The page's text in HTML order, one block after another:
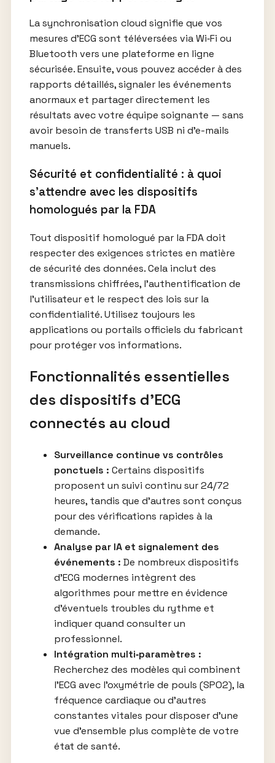
La synchronisation cloud signifie que vos
mesures d’ECG sont téléversées via Wi‑Fi ou
Bluetooth vers une plateforme en ligne
sécurisée. Ensuite, vous pouvez accéder à des
rapports détaillés, signaler les événements
anormaux et partager directement les
résultats avec votre équipe soignante — sans
avoir besoin de transferts USB ni d’e-mails
manuels.
Sécurité et confidentialité : à quoi
s’attendre avec les dispositifs
homologués par la FDA
Tout dispositif homologué par la FDA doit
respecter des exigences strictes en matière
de sécurité des données. Cela inclut des
transmissions chiffrées, l’authentification de
l’utilisateur et le respect des lois sur la
confidentialité. Utilisez toujours les
applications ou portails officiels du fabricant
pour protéger vos informations.
Fonctionnalités essentielles
des dispositifs d’ECG
connectés au cloud
Surveillance continue vs contrôles
ponctuels : Certains dispositifs
proposent un suivi continu sur 24/72
heures, tandis que d’autres sont conçus
pour des vérifications rapides à la
demande.
Analyse par IA et signalement des
événements : De nombreux dispositifs
d’ECG modernes intègrent des
algorithmes pour mettre en évidence
d’éventuels troubles du rythme et
indiquer quand consulter un
professionnel.
Intégration multi‑paramètres :
Recherchez des modèles qui combinent
l’ECG avec l’oxymétrie de pouls (SPO2), la
fréquence cardiaque ou d’autres
constantes vitales pour disposer d’une
vue d’ensemble plus complète de votre
état de santé.